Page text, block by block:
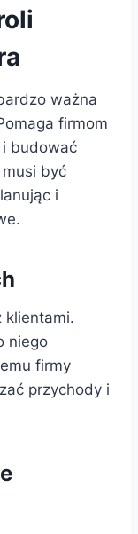
ważna
firmom
budować
być
i
klientami.
niego
firmy
przychody i